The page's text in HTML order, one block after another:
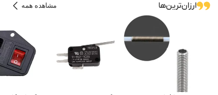
ارزان‌ترین‌ها مشاهده همه